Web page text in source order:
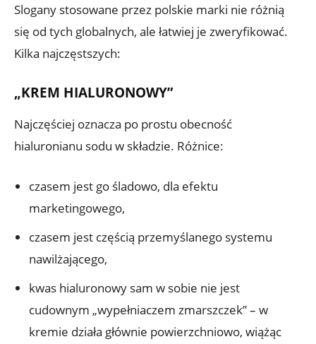
Slogany stosowane przez polskie marki nie różnią
się od tych globalnych, ale łatwiej je zweryfikować.
Kilka najczęstszych:
„KREM HIALURONOWY”
Najczęściej oznacza po prostu obecność
hialuronianu sodu w składzie. Różnice:
czasem jest go śladowo, dla efektu
marketingowego,
czasem jest częścią przemyślanego systemu
nawilżającego,
kwas hialuronowy sam w sobie nie jest
cudownym „wypełniaczem zmarszczek” – w
kremie działa głównie powierzchniowo, wiążąc